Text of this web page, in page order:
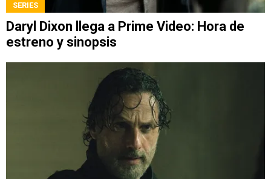
SERIES
Daryl Dixon llega a Prime Video: Hora de
estreno y sinopsis